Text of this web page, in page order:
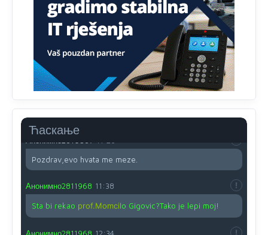
Ћаскање
Анонимно2810587 11:21
O kako su cudni lvi ljudi,uzeli bi sve da mogu...a ja srce
svima fajem,radujem se tudjoj sreci.I ko ima i ko nema
na iso ce mjesto leci!
Анонимно2810587
11:24
Анонимно2810587
11:26
Pozdrav,evo hvata me meze.
Анонимно2811968 11:38
Sta bi rekao prof.Momcilo Gigovic?Tako je lepi moj!